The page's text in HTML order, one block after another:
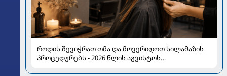
როდის შევიჭრათ თმა და მოვერიდოთ სილამაზის
პროცედურებს - 2026 წლის აგვისტოს